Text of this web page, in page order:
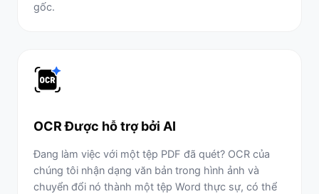
gốc.
OCR Được hỗ trợ bởi AI
Đang làm việc với một tệp PDF đã quét? OCR của
chúng tôi nhận dạng văn bản trong hình ảnh và
chuyển đổi nó thành một tệp Word thực sự, có thể